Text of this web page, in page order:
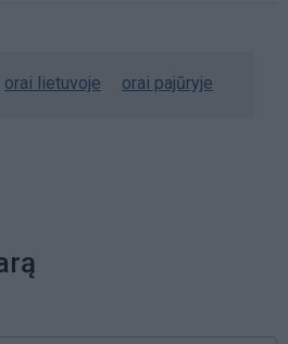
orai lietuvoje orai pajūryje